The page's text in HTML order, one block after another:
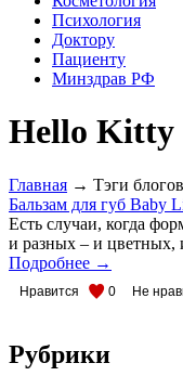
Психология
Доктору
Пациенту
Минздрав РФ
Hello Kitty
Главная → Тэги
Бальзам для губ Baby
Есть случаи, когда
и разных – и цветных,
Подробнее →
Нравится 0 Не
Рубрики